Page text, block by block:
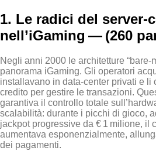
1. Le radici del
nell’iGaming — (260
Negli anni 2000 le architetture
panorama iGaming. Gli operatori
installavano in data‑center privati e
credito per gestire le transazioni.
garantiva il controllo totale
scalabilità: durante i picchi di gioco,
jackpot progressive da € 1 milione, il
aumentava esponenzialmente,
dei pagamenti.